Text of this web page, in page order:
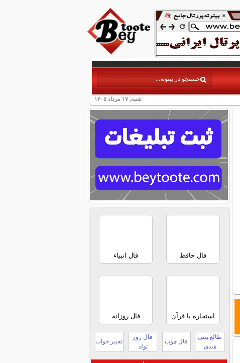
شنبه, ۱۷ مرداد ۱۴۰۵
فال حافظ فال انبیاء
استخاره با قرآن فال روزانه
طالع بینی
هندی
فال چوب
فال روز
تولد
تعبیر خواب